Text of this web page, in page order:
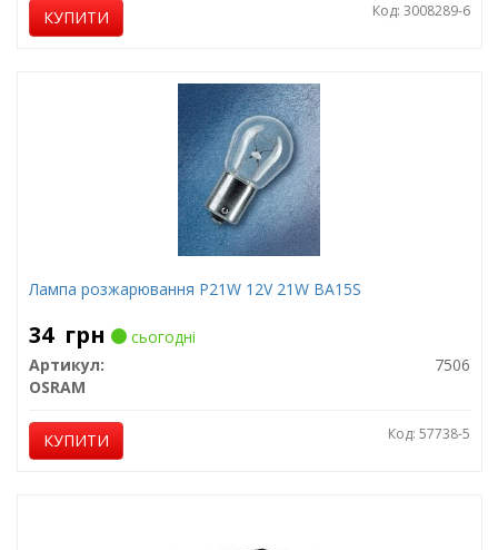
КУПИТИ Код: 3008289-6
Лампа розжарювання P21W 12V 21W BA15S
34 грн
сьогодні
Артикул:
7506
OSRAM
КУПИТИ Код: 57738-5